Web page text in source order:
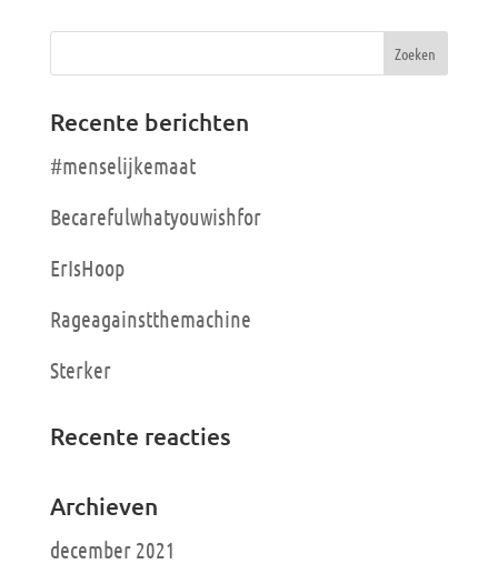
Recente berichten
#menselijkemaat
Becarefulwhatyouwishfor
ErIsHoop
Rageagainstthemachine
Sterker
Recente reacties
Archieven
december 2021